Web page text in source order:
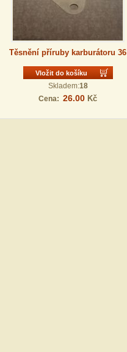
Těsnění příruby karburátoru 36
Vložit do košíku
Skladem:18
Cena: 26.00 Kč